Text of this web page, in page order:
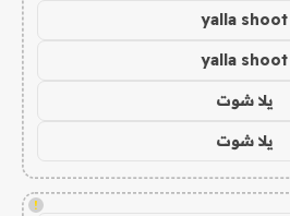
yalla shoot
yalla shoot
يلا شوت
يلا شوت
!